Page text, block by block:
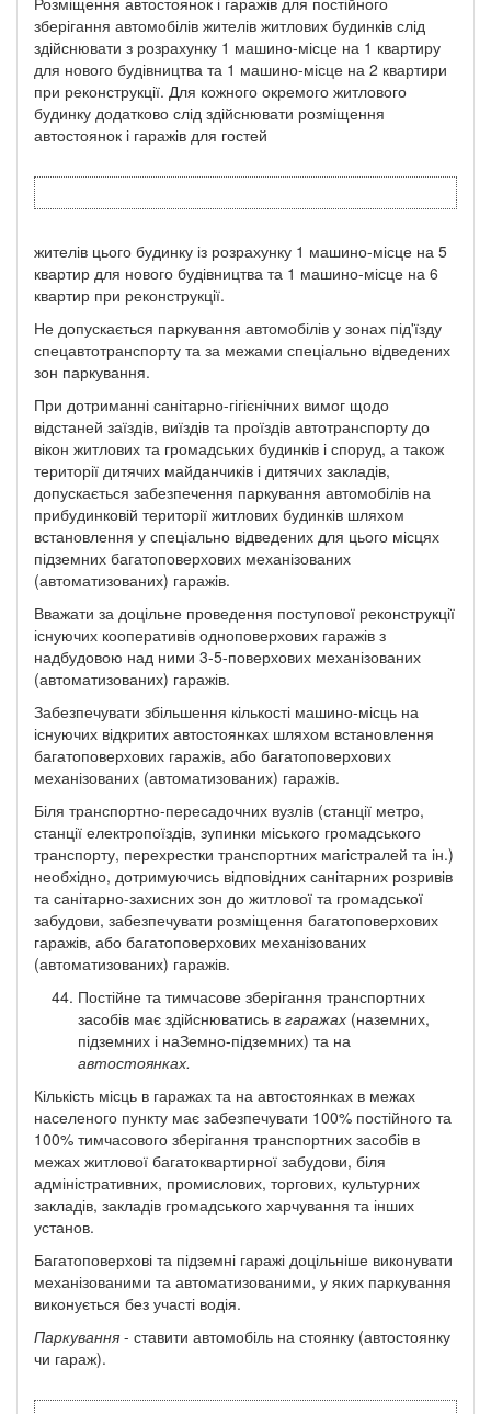
зберігання автомобілів жителів житлових будинків слід
здійснювати з розрахунку 1 машино-місце на 1 квартиру
для нового будівництва та 1 машино-місце на 2 квартири
при реконструкції. Для кожного окремого житлового
будинку додатково слід здійснювати розміщення
автостоянок і гаражів для гостей
жителів цього будинку із розрахунку 1 машино-місце на 5
квартир для нового будівництва та 1 машино-місце на 6
квартир при реконструкції.
Не допускається паркування автомобілів у зонах під'їзду
спецавтотранспорту та за межами спеціально відведених
зон паркування.
При дотриманні санітарно-гігієнічних вимог щодо
відстаней заїздів, виїздів та проїздів автотранспорту до
вікон житлових та громадських будинків і споруд, а також
території дитячих майданчиків і дитячих закладів,
допускається забезпечення паркування автомобілів на
прибудинковій території житлових будинків шляхом
встановлення у спеціально відведених для цього місцях
підземних багатоповерхових механізованих
(автоматизованих) гаражів.
Вважати за доцільне проведення поступової реконструкції
існуючих кооперативів одноповерхових гаражів з
надбудовою над ними 3-5-поверхових механізованих
(автоматизованих) гаражів.
Забезпечувати збільшення кількості машино-місць на
існуючих відкритих автостоянках шляхом встановлення
багатоповерхових гаражів, або багатоповерхових
механізованих (автоматизованих) гаражів.
Біля транспортно-пересадочних вузлів (станції метро,
станції електропоїздів, зупинки міського громадського
транспорту, перехрестки транспортних магістралей та ін.)
необхідно, дотримуючись відповідних санітарних розривів
та санітарно-захисних зон до житлової та громадської
забудови, забезпечувати розміщення багатоповерхових
гаражів, або багатоповерхових механізованих
(автоматизованих) гаражів.
Постійне та тимчасове зберігання транспортних
засобів має здійснюватись в гаражах (наземних,
підземних і наЗемно-підземних) та на
автостоянках.
Кількість місць в гаражах та на автостоянках в межах
населеного пункту має забезпечувати 100% постійного та
100% тимчасового зберігання транспортних засобів в
межах житлової багатоквартирної забудови, біля
адміністративних, промислових, торгових, культурних
закладів, закладів громадського харчування та інших
установ.
Багатоповерхові та підземні гаражі доцільніше виконувати
механізованими та автоматизованими, у яких паркування
виконується без участі водія.
Паркування - ставити автомобіль на стоянку (автостоянку
чи гараж).